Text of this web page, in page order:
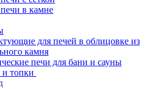
в камне
для печей в облицовке из
камня
печи для бани и сауны
топки